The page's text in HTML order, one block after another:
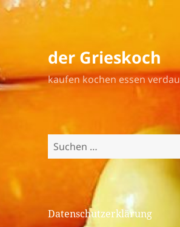
der Grieskoch
kaufen kochen essen
Suchen
nach:
Datenschutzerklärung